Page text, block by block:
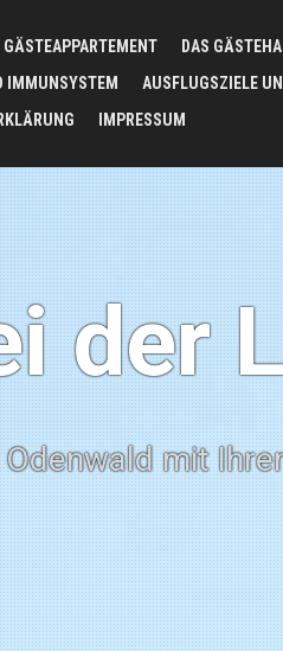
GÄSTEAPPARTEMENT DAS
IMMUNSYSTEM
AUSFLUGSZIELE
IMPRESSUM
der
mit